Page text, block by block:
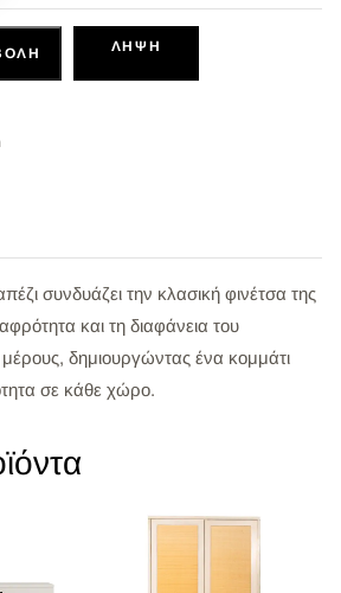
ΛΉΨΗ
συνδυάζει την κλασική φινέτσα της
και τη διαφάνεια του
δημιουργώντας ένα κομμάτι
σε κάθε χώρο.